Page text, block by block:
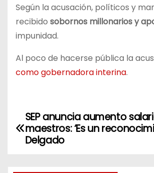
Según la acusación, políticos y
recibido sobornos millonarios y
impunidad.
Al poco de hacerse pública la
como gobernadora interina.
NSEP anuncia aumento
maestros: ‘Es un
Delgado